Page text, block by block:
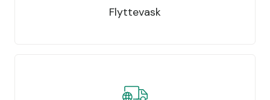
Flyttevask